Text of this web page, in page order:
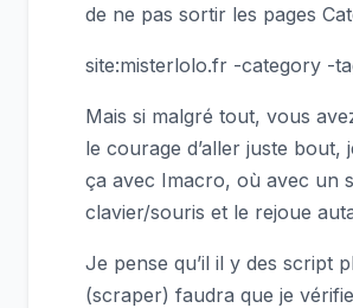
de ne pas sortir les pages
site:misterlolo.fr -category -
Mais si malgré tout, vous
le courage d’aller juste bout,
ça avec Imacro, où avec un
clavier/souris et le rejoue
Je pense qu’il il y des script
(scraper) faudra que je